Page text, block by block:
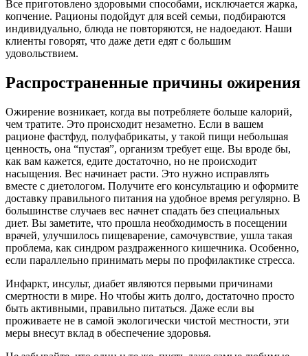
Все приготовлено здоровыми способами, исключается жарка,
копчение. Рационы подойдут для всей семьи, подбираются
индивидуально, блюда не повторяются, не надоедают. Наши
клиенты говорят, что даже дети едят с большим
удовольствием.
Распространенные причины ожирения
Ожирение возникает, когда вы потребляете больше калорий,
чем тратите. Это происходит незаметно. Если в вашем
рационе фастфуд, полуфабрикаты, у такой пищи небольшая
ценность, она “пустая”, организм требует еще. Вы вроде бы,
как вам кажется, едите достаточно, но не происходит
насыщения. Вес начинает расти. Это нужно исправлять
вместе с диетологом. Получите его консультацию и оформите
доставку правильного питания на удобное время регулярно. В
большинстве случаев вес начнет спадать без специальных
диет. Вы заметите, что прошла необходимость в посещении
врачей, улучшилось пищеварение, самочувствие, ушла такая
проблема, как синдром раздраженного кишечника. Особенно,
если параллельно принимать меры по профилактике стресса.
Инфаркт, инсульт, диабет являются первыми причинами
смертности в мире. Но чтобы жить долго, достаточно просто
быть активными, правильно питаться. Даже если вы
проживаете не в самой экологически чистой местности, эти
меры внесут вклад в обеспечение здоровья.